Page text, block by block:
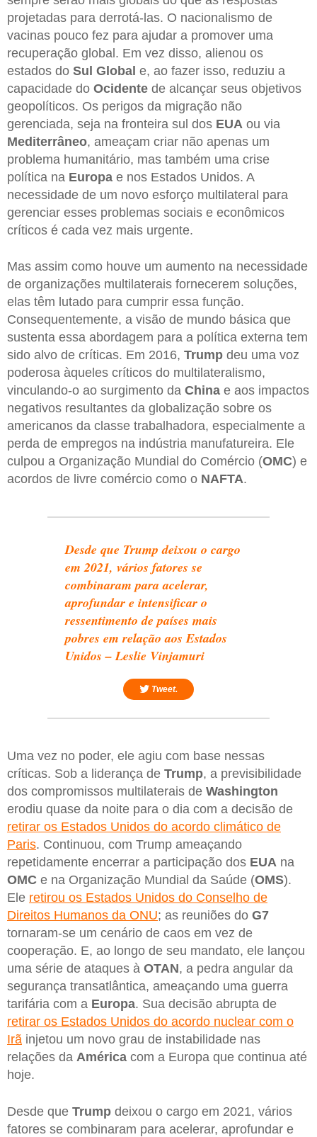
projetadas para derrotá-las. O nacionalismo de
vacinas pouco fez para ajudar a promover uma
recuperação global. Em vez disso, alienou os
estados do Sul Global e, ao fazer isso, reduziu a
capacidade do Ocidente de alcançar seus objetivos
geopolíticos. Os perigos da migração não
gerenciada, seja na fronteira sul dos EUA ou via
Mediterrâneo, ameaçam criar não apenas um
problema humanitário, mas também uma crise
política na Europa e nos Estados Unidos. A
necessidade de um novo esforço multilateral para
gerenciar esses problemas sociais e econômicos
críticos é cada vez mais urgente.
Mas assim como houve um aumento na necessidade
de organizações multilaterais fornecerem soluções,
elas têm lutado para cumprir essa função.
Consequentemente, a visão de mundo básica que
sustenta essa abordagem para a política externa tem
sido alvo de críticas. Em 2016, Trump deu uma voz
poderosa àqueles críticos do multilateralismo,
vinculando-o ao surgimento da China e aos impactos
negativos resultantes da globalização sobre os
americanos da classe trabalhadora, especialmente a
perda de empregos na indústria manufatureira. Ele
culpou a Organização Mundial do Comércio (OMC) e
acordos de livre comércio como o NAFTA.
Desde que Trump deixou o cargo
em 2021, vários fatores se
combinaram para acelerar,
aprofundar e intensificar o
ressentimento de países mais
pobres em relação aos Estados
Unidos – Leslie Vinjamuri
Tweet.
Uma vez no poder, ele agiu com base nessas
críticas. Sob a liderança de Trump, a previsibilidade
dos compromissos multilaterais de Washington
erodiu quase da noite para o dia com a decisão de
retirar os Estados Unidos do acordo climático de
Paris. Continuou, com Trump ameaçando
repetidamente encerrar a participação dos EUA na
OMC e na Organização Mundial da Saúde (OMS).
Ele retirou os Estados Unidos do Conselho de
Direitos Humanos da ONU; as reuniões do G7
tornaram-se um cenário de caos em vez de
cooperação. E, ao longo de seu mandato, ele lançou
uma série de ataques à OTAN, a pedra angular da
segurança transatlântica, ameaçando uma guerra
tarifária com a Europa. Sua decisão abrupta de
retirar os Estados Unidos do acordo nuclear com o
Irã injetou um novo grau de instabilidade nas
relações da América com a Europa que continua até
hoje.
Desde que Trump deixou o cargo em 2021, vários
fatores se combinaram para acelerar, aprofundar e